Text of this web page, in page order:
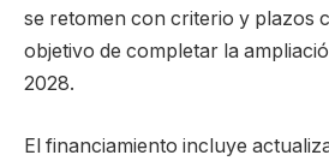
se retomen con criterio y plazos
objetivo de completar la
2028.
El financiamiento incluye